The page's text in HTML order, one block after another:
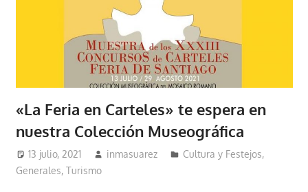
«La Feria en Carteles» te espera en
nuestra Colección Museográfica
13 julio, 2021 inmasuarez Cultura y Festejos,
Generales, Turismo